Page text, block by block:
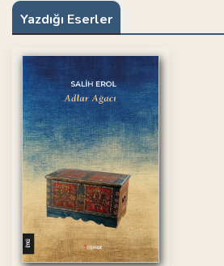
Yazdığı Eserler